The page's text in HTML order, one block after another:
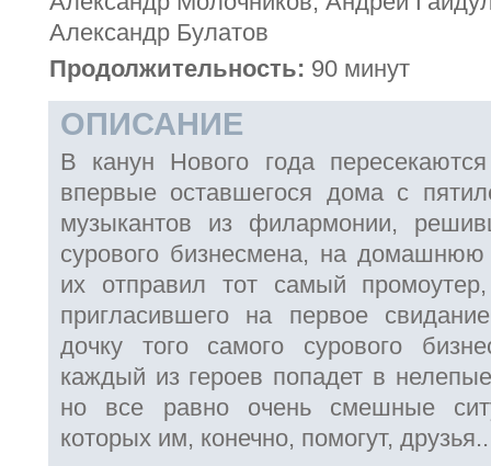
Александр Булатов
Продолжительность: 90 минут
ОПИСАНИЕ
В канун Нового года
впервые оставшегося дома с
музыкантов из филармонии,
сурового бизнесмена, на домашнюю
их отправил тот самый
пригласившего на первое
дочку того самого сурового
каждый из героев попадет в
но все равно очень смешные
которых им, конечно, помогут,